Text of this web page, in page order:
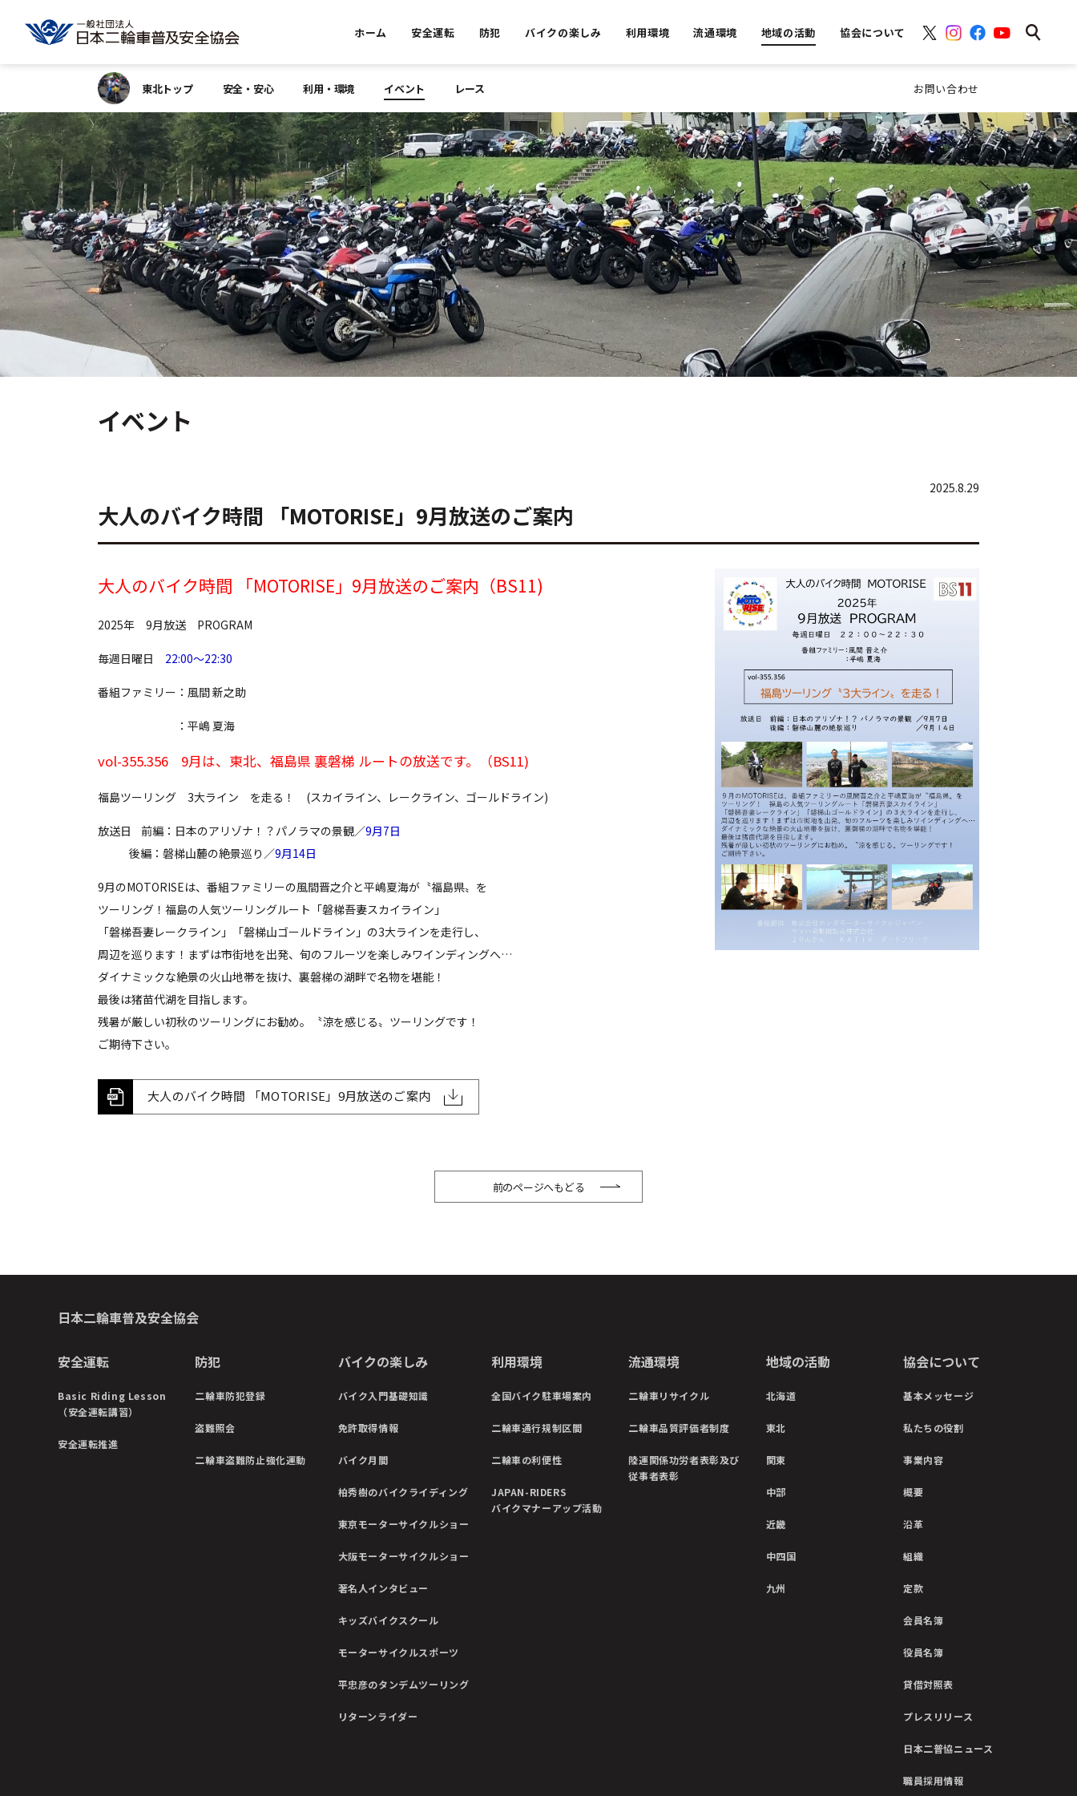
ホーム 安全運転 防犯 バイクの楽しみ 利用環境 流通環境 地域の活動 協会について
東北トップ 安全・安心 利用・環境 イベント レース お問い合わせ
イベント
2025.8.29
大人のバイク時間 「MOTORISE」9月放送のご案内
大人のバイク時間 「MOTORISE」9月放送のご案内（BS11)
2025年 9月放送 PROGRAM
毎週日曜日 22:00～22:30
番組ファミリー：風間 新之助
：平嶋 夏海
vol-355.356 9月は、東北、福島県 裏磐梯 ルートの放送です。（BS11)
福島ツーリング 3大ライン を走る！ (スカイライン、レークライン、ゴールドライン)
放送日 前編：日本のアリゾナ！？パノラマの景観／9月7日
後編：磐梯山麓の絶景巡り／9月14日
9月のMOTORISEは、番組ファミリーの風間晋之介と平嶋夏海が〝福島県〟を
ツーリング！福島の人気ツーリングルート「磐梯吾妻スカイライン」
「磐梯吾妻レークライン」「磐梯山ゴールドライン」の3大ラインを走行し、
周辺を巡ります！まずは市街地を出発、旬のフルーツを楽しみワインディングへ…
ダイナミックな絶景の火山地帯を抜け、裏磐梯の湖畔で名物を堪能！
最後は猪苗代湖を目指します。
残暑が厳しい初秋のツーリングにお勧め。〝涼を感じる〟ツーリングです！
ご期待下さい。
大人のバイク時間 「MOTORISE」9月放送のご案内
前のページへもどる
日本二輪車普及安全協会
安全運転
Basic Riding Lesson
（安全運転講習）
安全運転推進
防犯
二輪車防犯登録
盗難照会
二輪車盗難防止強化運動
バイクの楽しみ
バイク入門基礎知識
免許取得情報
バイク月間
柏秀樹のバイクライディング
東京モーターサイクルショー
大阪モーターサイクルショー
著名人インタビュー
キッズバイクスクール
モーターサイクルスポーツ
平忠彦のタンデムツーリング
リターンライダー
利用環境
全国バイク駐車場案内
二輪車通行規制区間
二輪車の利便性
JAPAN-RIDERS
バイクマナーアップ活動
流通環境
二輪車リサイクル
二輪車品質評価者制度
陸運関係功労者表彰及び
従事者表彰
地域の活動
北海道
東北
関東
中部
近畿
中四国
九州
協会について
基本メッセージ
私たちの役割
事業内容
概要
沿革
組織
定款
会員名簿
役員名簿
貸借対照表
プレスリリース
日本二普協ニュース
職員採用情報